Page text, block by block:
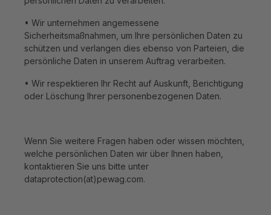
• Wir unternehmen angemessene
Sicherheitsmaßnahmen, um Ihre persönlichen Daten zu
schützen und verlangen dies ebenso von Parteien, die
persönliche Daten in unserem Auftrag verarbeiten.
• Wir respektieren Ihr Recht auf Auskunft, Berichtigung
oder Löschung Ihrer personenbezogenen Daten.
Wenn Sie weitere Fragen haben oder wissen möchten,
welche persönlichen Daten wir über Ihnen haben,
kontaktieren Sie uns bitte unter
dataprotection(at)pewag.com.